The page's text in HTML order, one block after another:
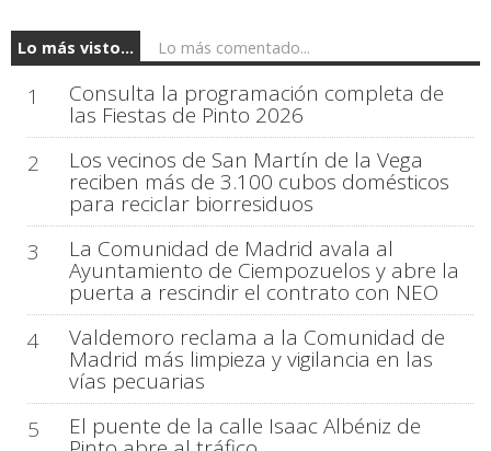
Lo más visto... Lo más comentado...
1 Consulta la programación completa de
las Fiestas de Pinto 2026
2
Los vecinos de San Martín de la Vega
reciben más de 3.100 cubos domésticos
para reciclar biorresiduos
3
La Comunidad de Madrid avala al
Ayuntamiento de Ciempozuelos y abre la
puerta a rescindir el contrato con NEO
4
Valdemoro reclama a la Comunidad de
Madrid más limpieza y vigilancia en las
vías pecuarias
5
El puente de la calle Isaac Albéniz de